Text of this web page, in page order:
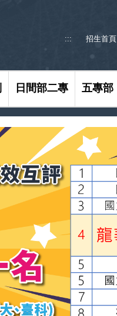
::: 招生首頁
日間部二專 五專部